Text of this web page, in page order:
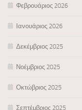
Φεβρουάριος 2026
Ιανουάριος 2026
Δεκέμβριος 2025
Νοέμβριος 2025
Οκτώβριος 2025
Σεπτέμβριος 2025